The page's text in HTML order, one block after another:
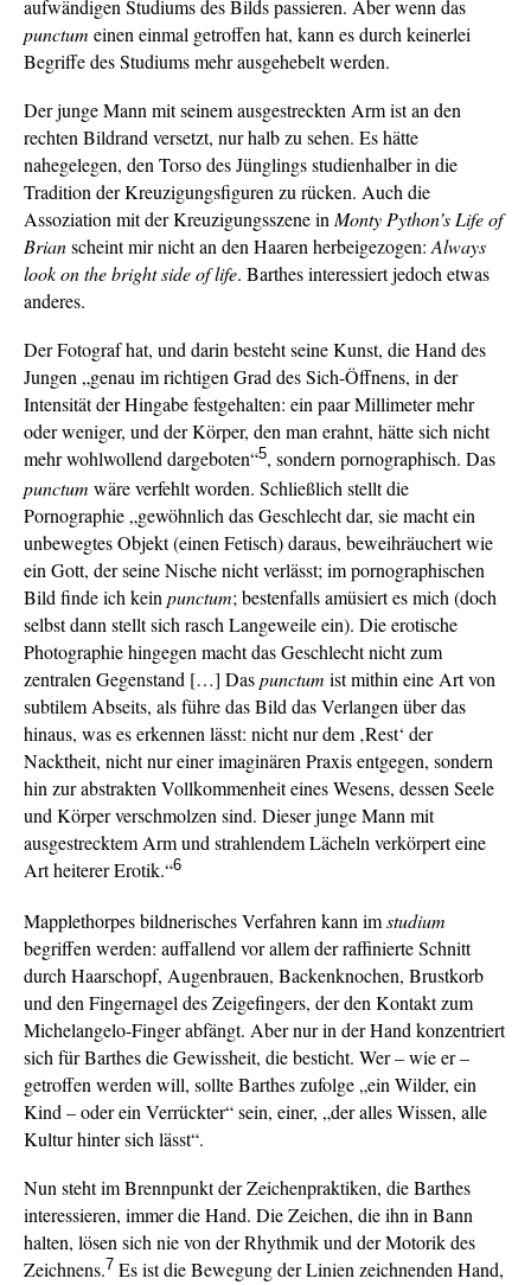
aufwändigen Studiums des Bilds passieren. Aber wenn das
punctum einen einmal getroffen hat, kann es durch keinerlei
Begriffe des Studiums mehr ausgehebelt werden.
Der junge Mann mit seinem ausgestreckten Arm ist an den
rechten Bildrand versetzt, nur halb zu sehen. Es hätte
nahegelegen, den Torso des Jünglings studienhalber in die
Tradition der Kreuzigungsfiguren zu rücken. Auch die
Assoziation mit der Kreuzigungsszene in Monty Python’s Life of
Brianscheint mir nicht an den Haaren herbeigezogen: Always
look on the bright side of life. Barthes interessiert jedoch etwas
anderes.
Der Fotograf hat, und darin besteht seine Kunst, die Hand des
Jungen „genau im richtigen Grad des Sich-Öffnens, in der
Intensität der Hingabe festgehalten: ein paar Millimeter mehr
oder weniger, und der Körper, den man erahnt, hätte sich nicht
mehr wohlwollend dargeboten“5, sondern pornographisch. Das
punctum wäre verfehlt worden. Schließlich stellt die
Pornographie „gewöhnlich das Geschlecht dar, sie macht ein
unbewegtes Objekt (einen Fetisch) daraus, beweihräuchert wie
ein Gott, der seine Nische nicht verlässt; im pornographischen
Bild finde ich kein punctum; bestenfalls amüsiert es mich (doch
selbst dann stellt sich rasch Langeweile ein). Die erotische
Photographie hingegen macht das Geschlecht nicht zum
zentralen Gegenstand […] Daspunctum ist mithin eine Art von
subtilem Abseits, als führe das Bild das Verlangen über das
hinaus, was es erkennen lässt: nicht nur dem ‚Rest‘ der
Nacktheit, nicht nur einer imaginären Praxis entgegen, sondern
hin zur abstrakten Vollkommenheit eines Wesens, dessen Seele
und Körper verschmolzen sind. Dieser junge Mann mit
ausgestrecktem Arm und strahlendem Lächeln verkörpert eine
Art heiterer Erotik.“6
Mapplethorpes bildnerisches Verfahren kann imstudium
begriffen werden: auffallend vor allem der raffinierte Schnitt
durch Haarschopf, Augenbrauen, Backenknochen, Brustkorb
und den Fingernagel des Zeigefingers, der den Kontakt zum
Michelangelo-Finger abfängt. Aber nur in der Hand konzentriert
sich für Barthes die Gewissheit, die besticht. Wer – wie er –
getroffen werden will, sollte Barthes zufolge „ein Wilder, ein
Kind – oder ein Verrückter“ sein, einer, „der alles Wissen, alle
Kultur hinter sich lässt“.
Nun steht im Brennpunkt der Zeichenpraktiken, die Barthes
interessieren, immer die Hand. Die Zeichen, die ihn in Bann
halten, lösen sich nie von der Rhythmik und der Motorik des
Zeichnens.7 Es ist die Bewegung der Linien zeichnenden Hand,